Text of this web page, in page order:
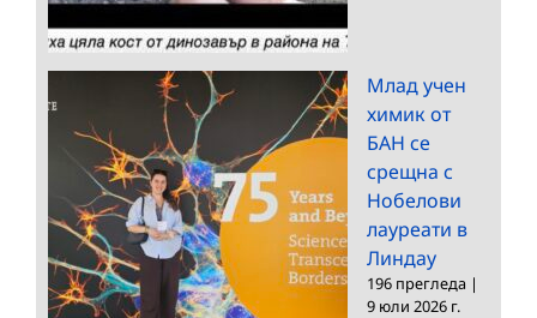
Млад учен
химик от
БАН се
срещна с
Нобелови
лауреати в
Линдау
196 прегледа |
9 юли 2026 г.